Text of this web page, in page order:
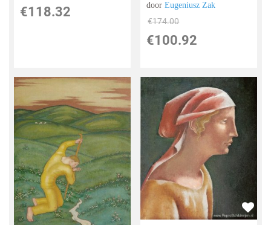
€118.32 doorEugeniusz Zak
€174.00
€100.92